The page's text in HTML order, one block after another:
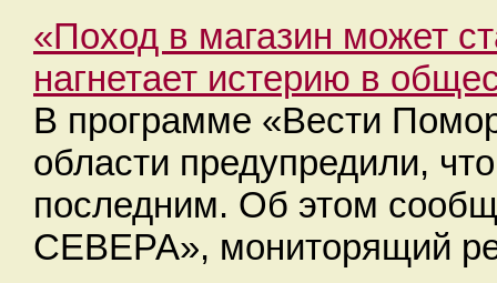
«Поход в магазин может
нагнетает истерию в
В программе «Вести
области предупредили,
последним. Об этом
СЕВЕРА», мониторящий